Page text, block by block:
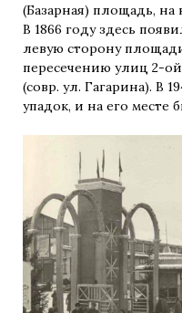
(Базарная) площадь, на
В 1866 году здесь
левую сторону
пересечению улиц 2-
(совр. ул. Гагарина). В
упадок, и на его месте